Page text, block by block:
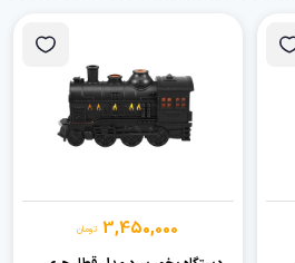
3,450,000 تومان